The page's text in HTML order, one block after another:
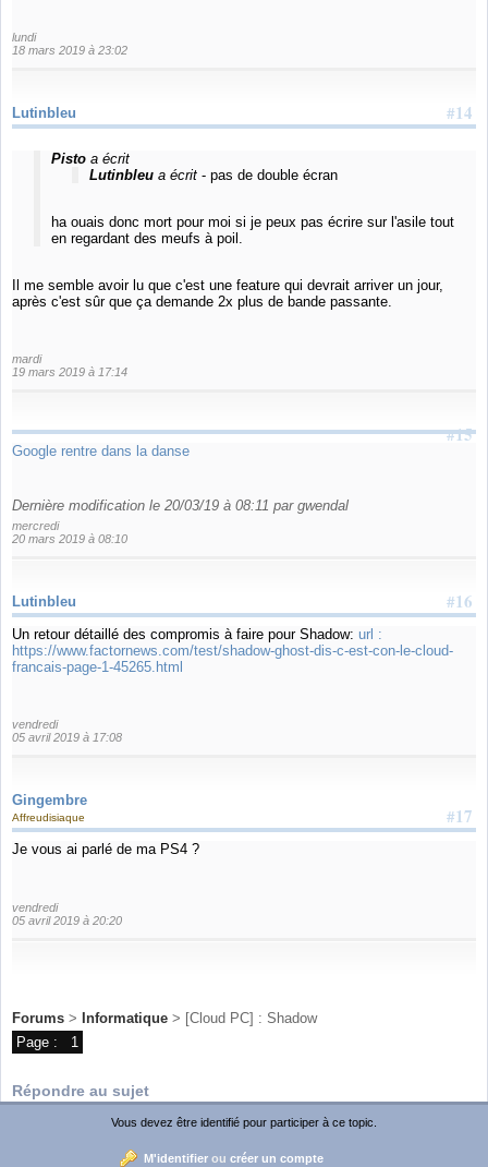
lundi
18 mars 2019 à 23:02
#14
Lutinbleu
Pistoa écrit
Lutinbleu a écrit - pas de double écran
ha ouais donc mort pour moi si je peux pas écrire sur l'asile tout
en regardant des meufs à poil.
Il me semble avoir lu que c'est une feature qui devrait arriver un jour,
après c'est sûr que ça demande 2x plus de bande passante.
mardi
19 mars 2019 à 17:14
#15
Google rentre dans la danse
Dernière modification le 20/03/19 à 08:11 par gwendal
mercredi
20 mars 2019 à 08:10
#16
Lutinbleu
Un retour détaillé des compromis à faire pour Shadow: url :
https://www.factornews.com/test/shadow-ghost-dis-c-est-con-le-cloud-
francais-page-1-45265.html
vendredi
05 avril 2019 à 17:08
Gingembre
#17
Affreudisiaque
Je vous ai parlé de ma PS4 ?
vendredi
05 avril 2019 à 20:20
Forums > Informatique > [Cloud PC] : Shadow
Page :
1
Répondre au sujet
Vous devez être identifié pour participer à ce topic.
M'identifierou créer un compte